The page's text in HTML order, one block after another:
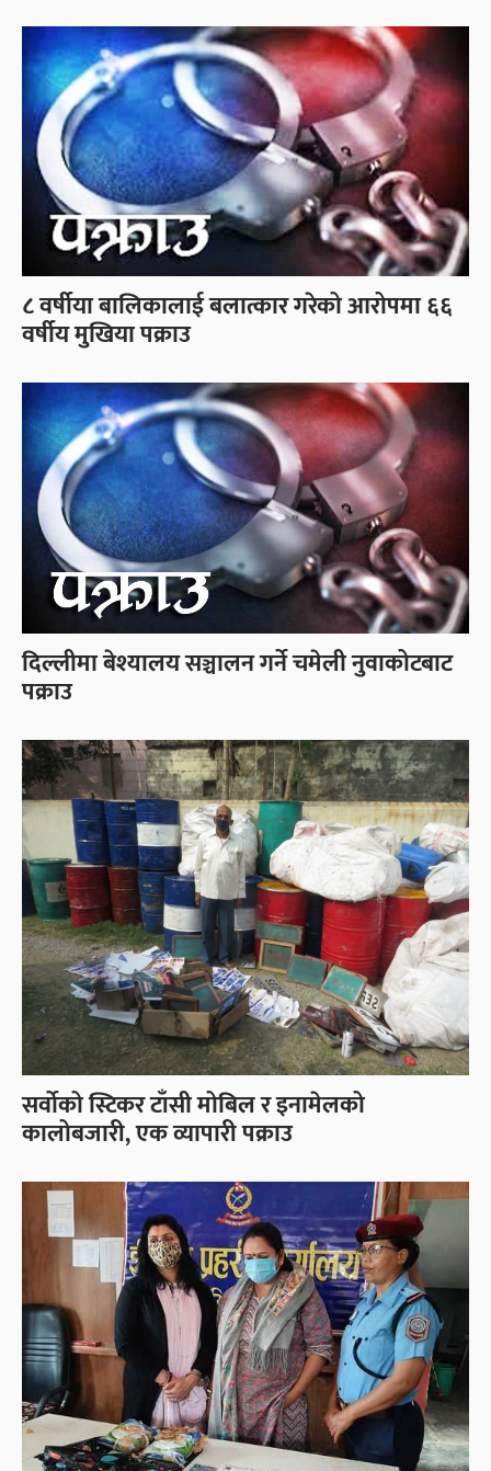
८ वर्षीया बालिकालाई बलात्कार गरेको आरोपमा ६६
वर्षीय मुखिया पक्राउ
दिल्लीमा बेश्यालय सञ्चालन गर्ने चमेली नुवाकोटबाट
पक्राउ
सर्वोको स्टिकर टाँसी मोबिल र इनामेलको
कालोबजारी, एक व्यापारी पक्राउ